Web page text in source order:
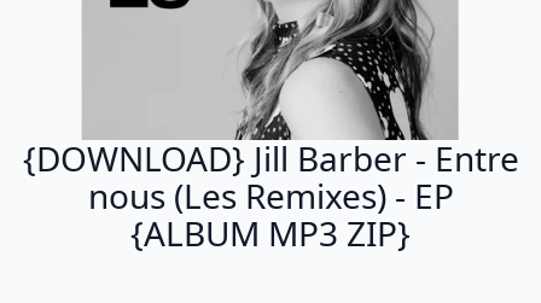
{DOWNLOAD} Jill Barber - Entre
nous (Les Remixes) - EP
{ALBUM MP3 ZIP}